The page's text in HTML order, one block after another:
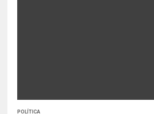
POLÍTICA